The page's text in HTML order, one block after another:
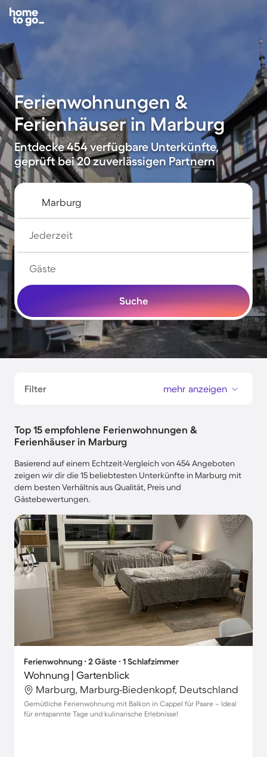
Ferienwohnungen &
Ferienhäuser in Marburg
Entdecke 454 verfügbare Unterkünfte,
geprüft bei 20 zuverlässigen Partnern
Jederzeit
Gäste
Suche
Filter mehr anzeigen
Top 15 empfohlene Ferienwohnungen &
Ferienhäuser in Marburg
Basierend auf einem Echtzeit-Vergleich von 454 Angeboten
zeigen wir dir die 15 beliebtesten Unterkünfte in Marburg mit
dem besten Verhältnis aus Qualität, Preis und
Gästebewertungen.
Ferienwohnung ∙ 2 Gäste ∙ 1 Schlafzimmer
Wohnung | Gartenblick
Marburg, Marburg-Biedenkopf, Deutschland
Gemütliche Ferienwohnung mit Balkon in Cappel für Paare – Ideal
für entspannte Tage und kulinarische Erlebnisse!